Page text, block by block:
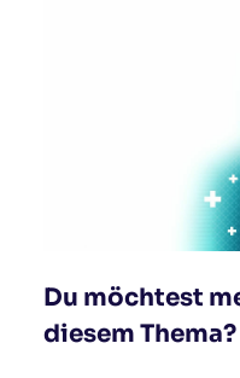
Du möchtest
diesem Thema?